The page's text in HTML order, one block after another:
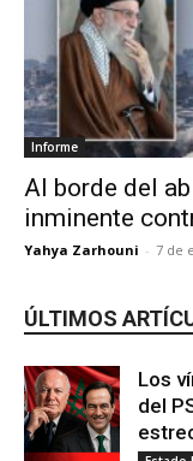
Informe
Al borde del
inminente
Yahya Zarhouni - 7 de
ÚLTIMOS
Los
del